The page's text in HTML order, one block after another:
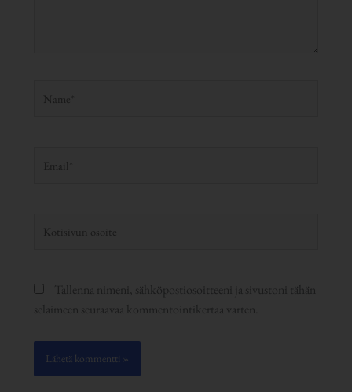
Tallenna nimeni, sähköpostiosoitteeni ja sivustoni tähän
selaimeen seuraavaa kommentointikertaa varten.